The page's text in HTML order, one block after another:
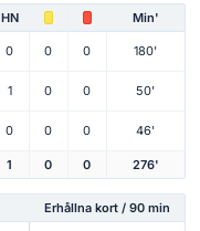
HN
Min'
0 0 0 180'
1 0 0 50'
0 0 0 46'
1 0 0 276'
Erhållna kort / 90 min